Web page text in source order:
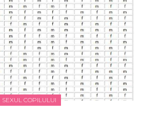
SEXUL COPILULUI